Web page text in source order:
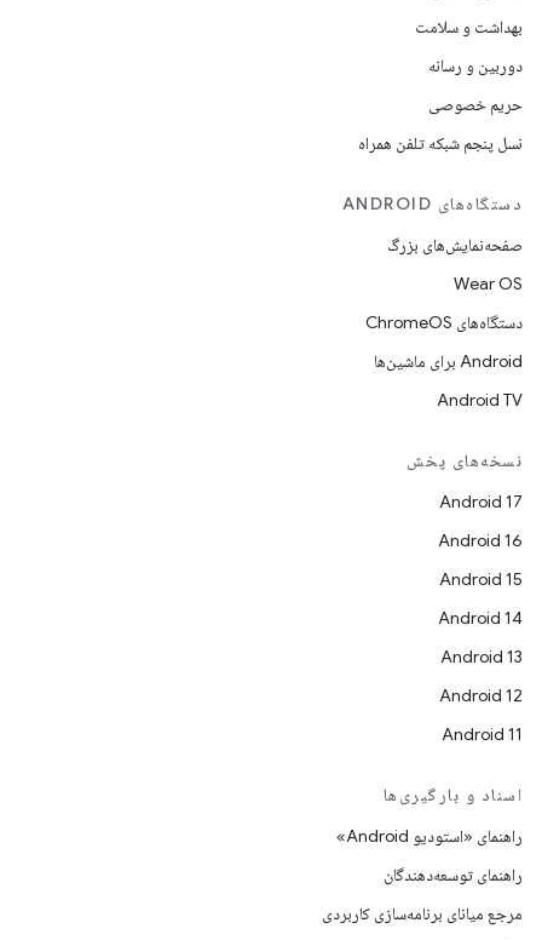
بهداشت و سلامت
دوربین و رسانه
حریم خصوصی
نسل پنجم شبکه تلفن همراه
دستگاه‌های ANDROID
صفحه‌نمایش‌های بزرگ
Wear OS
دستگاه‌های ChromeOS
Android برای ماشین‌ها
Android TV
نسخه‌های پخش
Android 17
Android 16
Android 15
Android 14
Android 13
Android 12
Android 11
اسناد و بارگیری‌ها
راهنمای «استودیو Android»
راهنمای توسعه‌دهندگان
مرجع میانای برنامه‌سازی کاربردی